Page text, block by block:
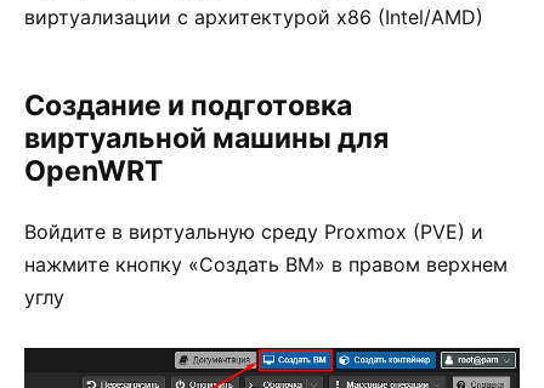
виртуализации с архитектурой x86 (Intel/AMD)
Создание и подготовка
виртуальной машины для
OpenWRT
Войдите в виртуальную среду Proxmox (PVE) и
нажмите кнопку «Создать ВМ» в правом верхнем
углу